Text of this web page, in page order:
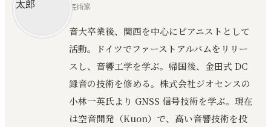
芸術家
音大卒業後、関西を中心にピアニストとして
活動。ドイツでファーストアルバムをリリー
スし、音響工学を学ぶ。帰国後、金田式 DC
録音の技術を修める。株式会社ジオセンスの
小林一英氏より GNSS 信号技術を学ぶ。現在
は空音開発（Kuon）で、高い音響技術を投